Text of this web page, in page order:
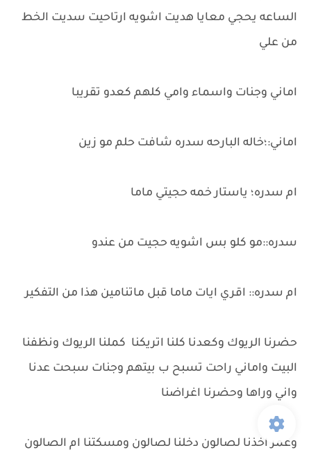
الساعه يحجي معايا هديت اشويه ارتاحيت سديت الخط
من علي
اماني وجنات واسماء وامي كلهم كعدو تقريبا
اماني:؛خاله البارحه سدره شافت حلم مو زين
ام سدره؛ ياستار خمه حجيتي ماما
سدره::مو كلو بس اشويه حجيت من عندو
ام سدره:: اقري ايات ماما قبل ماتنامين هذا من التفكير
حضرنا الريوك وكعدنا كلنا اتريكنا كملنا الريوك ونظفنا
البيت واماني راحت تسبح ب بيتهم وجنات سبحت عدنا
واني وراها وحضرنا اغراضنا
وعمر اخذنا لصالون دخلنا لصالون ومسكتنا ام الصالون